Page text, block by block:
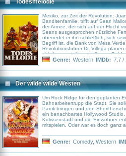
Todesmelodie
Mexiko, zur Zeit der Revolution:
Banditenfamilie, trifft auf Sean
der Armee, der sich auf der Flucht
Seans ausgesprochen nützliche
überredet er ihn schließlich, sich
Begriff ist, die Bank von Mesa
Revolutionsführer Dr. Villega
sich herausstellt, anstelle von Geld
die Banditen unfreiwillig zu Helden
Genre: Western IMDb: 7.7 /
Der wilde wilde Westen
Um Rock Ridge für den geplanten
Bahnarbeitertrupp die Stadt. Sie
Panik bringen und den Sheriff
ein benachbartes Hollywood
Kulissenstadt und die Einwohner
mitspielen. Oder war es doch ganz
Genre: Comedy, Western